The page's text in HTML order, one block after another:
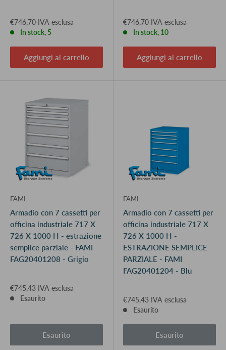
€746,70 IVA esclusa
In stock, 5
Aggiungi al carrello
€746,70 IVA esclusa
In stock, 10
Aggiungi al carrello
FAMI
Armadio con 7 cassetti per
officina industriale 717 X
726 X 1000 H - estrazione
semplice parziale - FAMI
FAG20401208 - Grigio
€745,43 IVA esclusa
Esaurito
Esaurito
FAMI
Armadio con 7 cassetti per
officina industriale 717 X
726 X 1000 H -
ESTRAZIONE SEMPLICE
PARZIALE - FAMI
FAG20401204 - Blu
€745,43 IVA esclusa
Esaurito
Esaurito